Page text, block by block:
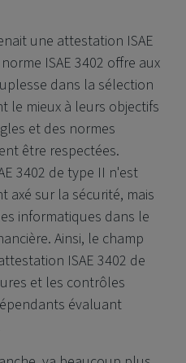
une attestation ISAE
ISAE 3402 offre aux
dans la sélection
le mieux à leurs objectifs
et des normes
être respectées.
3402 de type II n'est
axé sur la sécurité, mais
informatiques dans le
Ainsi, le champ
ISAE 3402 de
et les contrôles
évaluant